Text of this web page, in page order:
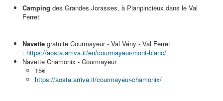
Camping des Grandes Jorasses, à Planpincieux dans le Val
Ferret
Navette gratuite Courmayeur - Val Vény - Val Ferret
: https://aosta.arriva.it/en/courmayeur-mont-blanc/
Navette Chamonix - Courmayeur
15€
https://aosta.arriva.it/courmayeur-chamonix/